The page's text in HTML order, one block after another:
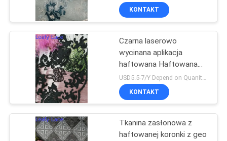
KONTAKT
Czarna laserowo
wycinana aplikacja
haftowana Haftowana
tkanina koronkowa
USD5.5-7/Y Depend on Quanity MOQ:10 jardów
KONTAKT
Tkanina zasłonowa z
haftowanej koronki z geo